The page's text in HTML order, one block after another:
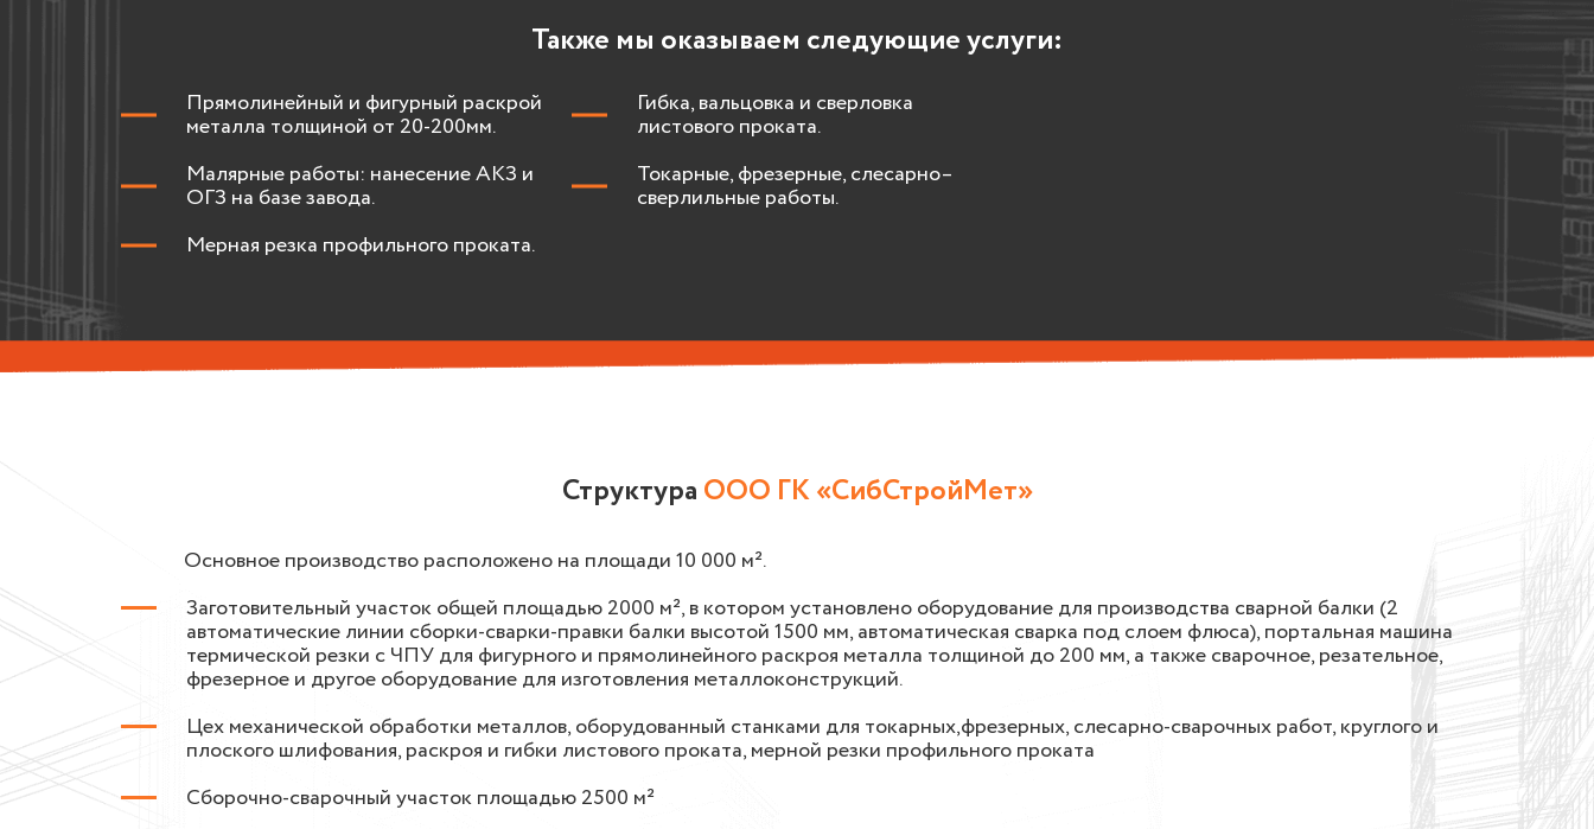
Также мы оказываем следующие услуги:
Прямолинейный и фигурный раскрой
металла толщиной от 20-200мм.
Малярные работы: нанесение АКЗ и
ОГЗ на базе завода.
Мерная резка профильного проката.
Гибка, вальцовка и сверловка
листового проката.
Токарные, фрезерные, слесарно–
сверлильные работы.
Структура ООО ГК «СибСтройМет»
Основное производство расположено на площади 10 000 м².
Заготовительный участок общей площадью 2000 м², в котором установлено оборудование для производства сварной балки (2
автоматические линии сборки-сварки-правки балки высотой 1500 мм, автоматическая сварка под слоем флюса), портальная машина
термической резки с ЧПУ для фигурного и прямолинейного раскроя металла толщиной до 200 мм, а также сварочное, резательное,
фрезерное и другое оборудование для изготовления металлоконструкций.
Цех механической обработки металлов, оборудованный станками для токарных,фрезерных, слесарно-сварочных работ, круглого и
плоского шлифования, раскроя и гибки листового проката, мерной резки профильного проката
Сборочно-сварочный участок площадью 2500 м²